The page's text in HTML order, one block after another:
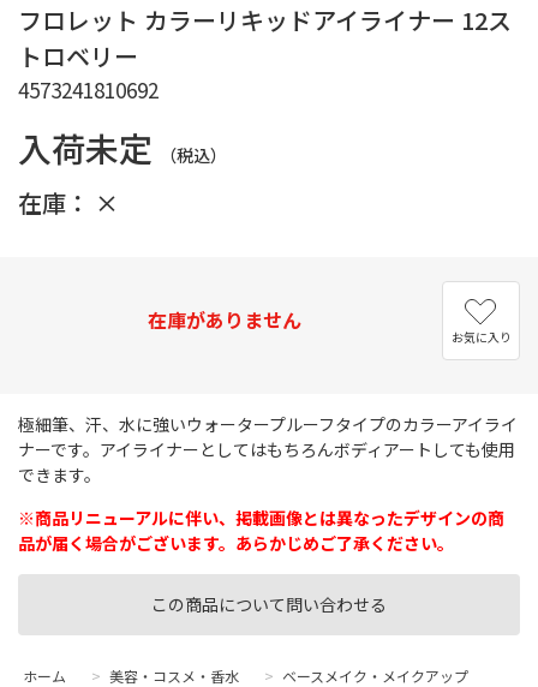
フロレット カラーリキッドアイライナー 12ス
トロベリー
4573241810692
入荷未定 （税込）
在庫： ×
この商品について問い合わせる
在庫がありません
お気に入り
極細筆、汗、水に強いウォータープルーフタイプのカラーアイライ
ナーです。アイライナーとしてはもちろんボディアートしても使用
できます。
※商品リニューアルに伴い、掲載画像とは異なったデザインの商
品が届く場合がございます。あらかじめご了承ください。
ホーム > 美容・コスメ・香水 > ベースメイク・メイクアップ